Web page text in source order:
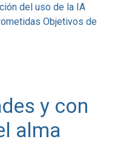
del uso de la IA
Objetivos de
y con
alma